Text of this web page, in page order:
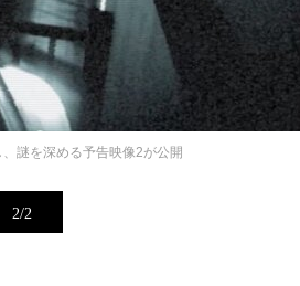
謎を深める予告映像2が公開
2/2